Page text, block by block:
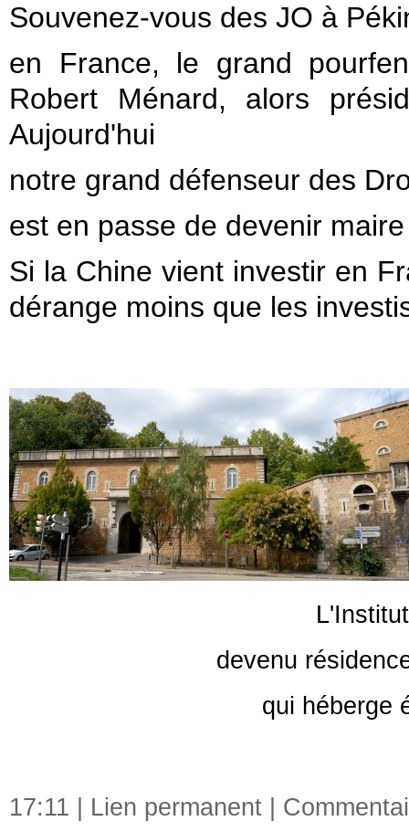
Souvenez-vous des JO à
en France, le grand
Robert Ménard, alors
Aujourd'hui
notre grand défenseur des
est en passe de devenir
Si la Chine vient investir en
dérange moins que les
devenu
qui héberge
17:11 | Lien permanent